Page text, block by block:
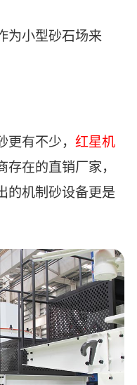
为小型砂石场来
有不少， 红星机
在的直销厂家，
的机制砂设备更是